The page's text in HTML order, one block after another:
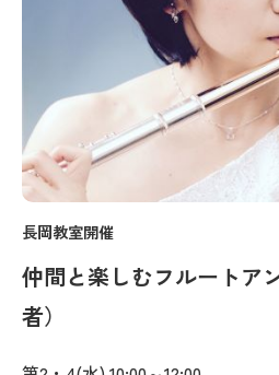
長岡教室開催
仲間と楽しむフルートア
者）